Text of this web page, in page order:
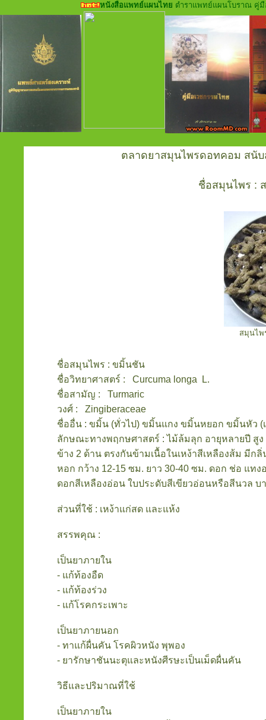
หนังสือแพทย์แผนไทย ตำราแพทย์แผนโบราณ คู่
ตลาดยาสมุนไพรดอทคอม สนั
ชื่อสมุนไพร :
สมุนไ
ชื่อสมุนไพร : ขมิ้นชัน
ชื่อวิทยาศาสตร์ : Curcuma longa L.
ชื่อสามัญ : Turmaric
วงศ์ : Zingiberaceae
ชื่ออื่น : ขมิ้น (ทั่วไป) ขมิ้นแกง ขมิ้นหยอก ขมิ้นหัว (
ลักษณะทางพฤกษศาสตร์ : ไม้ล้มลุก อายุหลายปี สู
ข้าง 2 ด้าน ตรงกันข้ามเนื้อในเหง้าสีเหลืองส้ม มีก
หอก กว้าง 12-15 ซม. ยาว 30-40 ซม. ดอก ช่อ แท
ดอกสีเหลืองอ่อน ใบประดับสีเขียวอ่อนหรือสีนวล
ส่วนที่ใช้ : เหง้าแก่สด และแห้ง
สรรพคุณ :
เป็นยาภายใน
- แก้ท้องอืด
- แก้ท้องร่วง
- แก้โรคกระเพาะ
เป็นยาภายนอก
- ทาแก้ผื่นคัน โรคผิวหนัง พุพอง
- ยารักษาชันนะตุและหนังศีรษะเป็นเม็ดผื่นคัน
วิธีและปริมาณที่ใช้
เป็นยาภายใน